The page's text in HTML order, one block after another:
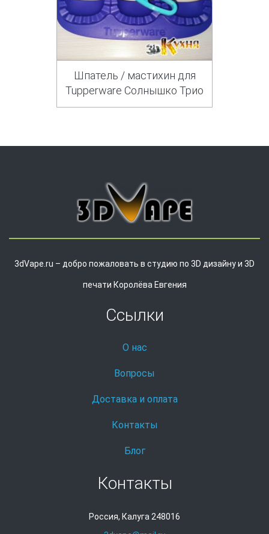
Шпатель / мастихин для
Tupperware Солнышко Трио
3dVape.ru – добро пожаловать в студию по 3D дизайну и 3D
печати Королёва Евгения
Ссылки
О нас
Вопросы
Доставка и оплата
Контакты
Блог
Контакты
Россия, Калуга 248016